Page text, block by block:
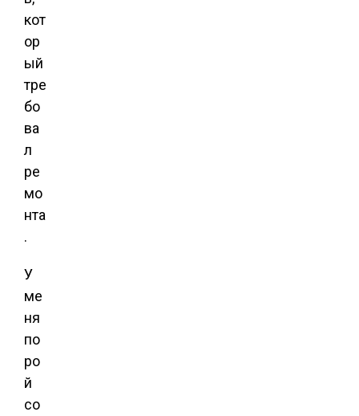
кот
ор
ый
тре
бо
ва
л
ре
мо
нта
.
У
ме
ня
по
ро
й
со